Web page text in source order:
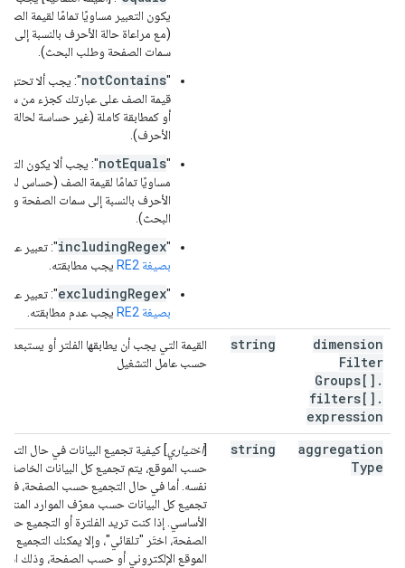
يكون التعبير مساويًا تمامًا لقيمة الصف
(مع مراعاة حالة الأحرف بالنسبة إلى
سمات الصفحة وطلب البحث).
‫"
notContains": يجب ألا تحتوي
قيمة الصف على عبارتك كجزء من
أو كمطابقة كاملة (غير حساسة لحالة
الأحرف).
"
notEquals": يجب ألا يكون
مساويًا تمامًا لقيمة الصف (حساس
الأحرف بالنسبة إلى سمات الصفحة
البحث).
‫"
includingRegex": تعبير عادي
بصيغة RE2
يجب مطابقته.
‫"
excludingRegex": تعبير عادي
بصيغة RE2
يجب عدم مطابقته.
dimension
Filter
Groups[] .
filters[] .
expression
string
القيمة التي يجب أن يطابقها الفلتر أو
حسب عامل التشغيل
aggregation
Type
string
[اختياري ] كيفية تجميع البيانات في حال
حسب الموقع، يتم تجميع كل البيانات الخاصة
نفسه. أما في حال التجميع حسب الصفحة،
تجميع كل البيانات حسب معرّف الموارد
الأساسي. إذا كنت تريد الفلترة أو التجميع
الصفحة، اختَر "تلقائي"، وإلا يمكنك التجميع
الموقع الإلكتروني أو حسب الصفحة، وذلك